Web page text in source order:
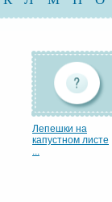
Лепешки на
капустном листе
...